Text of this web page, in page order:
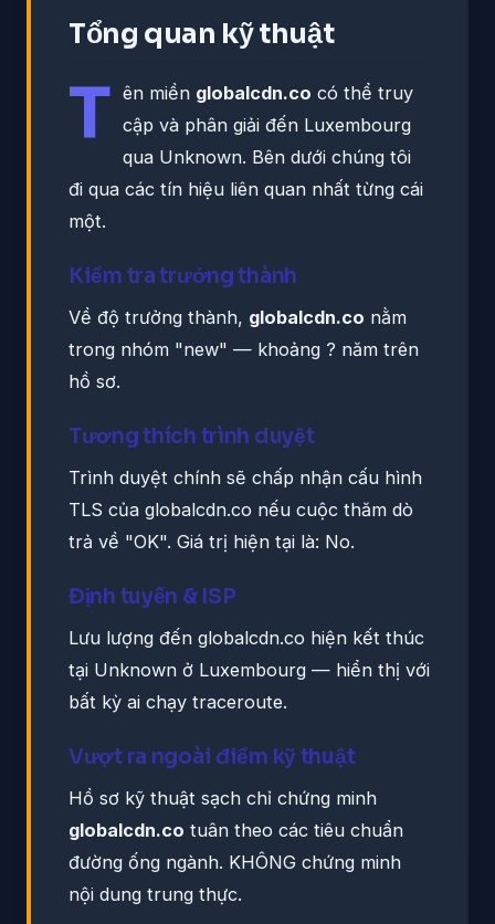
Tổng quan kỹ thuật
T ên miền globalcdn.co có thể truy
cập và phân giải đến Luxembourg
qua Unknown. Bên dưới chúng tôi
đi qua các tín hiệu liên quan nhất từng cái
một.
Kiểm tra trưởng thành
Về độ trưởng thành, globalcdn.co nằm
trong nhóm "new" — khoảng ? năm trên
hồ sơ.
Tương thích trình duyệt
Trình duyệt chính sẽ chấp nhận cấu hình
TLS của globalcdn.co nếu cuộc thăm dò
trả về "OK". Giá trị hiện tại là: No.
Định tuyến & ISP
Lưu lượng đến globalcdn.co hiện kết thúc
tại Unknown ở Luxembourg — hiển thị với
bất kỳ ai chạy traceroute.
Vượt ra ngoài điểm kỹ thuật
Hồ sơ kỹ thuật sạch chỉ chứng minh
globalcdn.co tuân theo các tiêu chuẩn
đường ống ngành. KHÔNG chứng minh
nội dung trung thực.